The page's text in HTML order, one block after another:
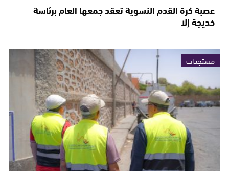
عصبة كرة القدم النسوية تعقد جمعها العام برئاسة
خديجة إلا
مستجدات